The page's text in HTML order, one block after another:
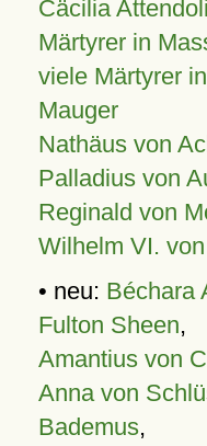
Cäcilia
Märtyrer in
viele Märtyrer
Mauger
Nathäus von
Palladius von
Reginald von
Wilhelm VI.
• neu: Béchara
Fulton Sheen,
Amantius von
Anna von
Bademus,